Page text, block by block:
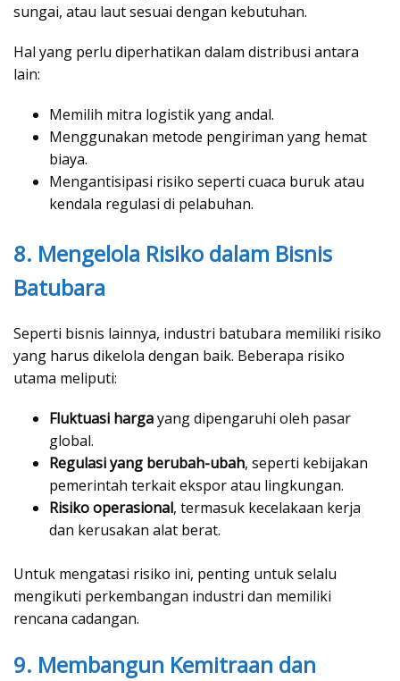
sungai, atau laut sesuai dengan kebutuhan.
Hal yang perlu diperhatikan dalam distribusi antara
lain:
Memilih mitra logistik yang andal.
Menggunakan metode pengiriman yang hemat
biaya.
Mengantisipasi risiko seperti cuaca buruk atau
kendala regulasi di pelabuhan.
8. Mengelola Risiko dalam Bisnis
Batubara
Seperti bisnis lainnya, industri batubara memiliki risiko
yang harus dikelola dengan baik. Beberapa risiko
utama meliputi:
Fluktuasi hargayang dipengaruhi oleh pasar
global.
Regulasi yang berubah-ubah, seperti kebijakan
pemerintah terkait ekspor atau lingkungan.
Risiko operasional, termasuk kecelakaan kerja
dan kerusakan alat berat.
Untuk mengatasi risiko ini, penting untuk selalu
mengikuti perkembangan industri dan memiliki
rencana cadangan.
9. Membangun Kemitraan dan